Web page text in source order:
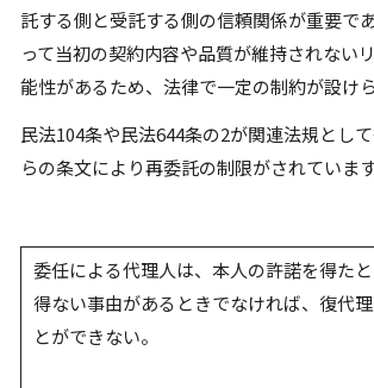
託する側と受託する側の信頼関係が重要で
って当初の契約内容や品質が維持されない
能性があるため、法律で一定の制約が設け
民法104条や民法644条の2が関連法規とし
らの条文により再委託の制限がされています
委任による代理人は、本人の許諾を得た
得ない事由があるときでなければ、復代
とができない。